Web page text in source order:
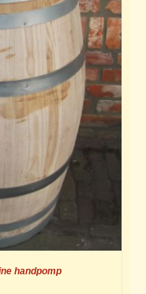
handpomp